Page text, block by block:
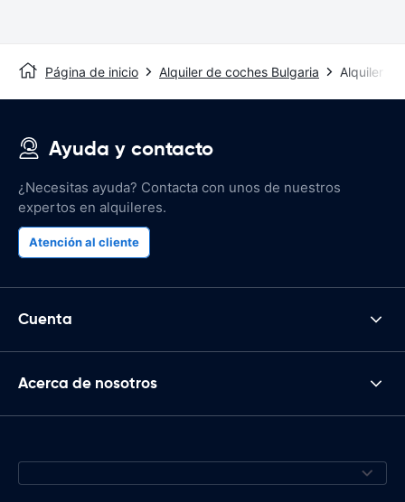
Página de inicio Alquiler de coches Bulgaria Alquiler
Ayuda y contacto
¿Necesitas ayuda? Contacta con unos de nuestros
expertos en alquileres.
Atención al cliente
Cuenta
Acerca de nosotros